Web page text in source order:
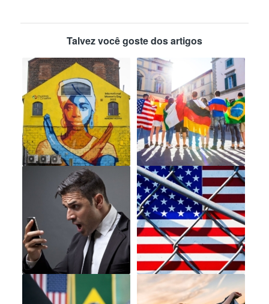
Talvez você goste dos artigos